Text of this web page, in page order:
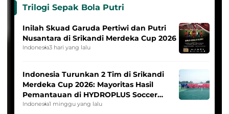
Trilogi Sepak Bola Putri
Inilah Skuad Garuda Pertiwi dan Putri
Nusantara di Srikandi Merdeka Cup 2026
Indonesia3 hari yang lalu
Indonesia Turunkan 2 Tim di Srikandi
Merdeka Cup 2026: Mayoritas Hasil
Pemantauan di HYDROPLUS Soccer
League
Indonesia1 minggu yang lalu